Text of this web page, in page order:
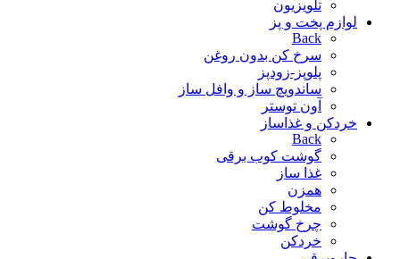
تلویزیون
لوازم پخت و پز
Back
سرخ کن بدون روغن
پلوپز-زودپز
ساندویچ ساز و وافل ساز
آون توستر
خردکن و غذاساز
Back
گوشت کوب برقی
غذا ساز
همزن
مخلوط کن
چرخ گوشت
خردکن